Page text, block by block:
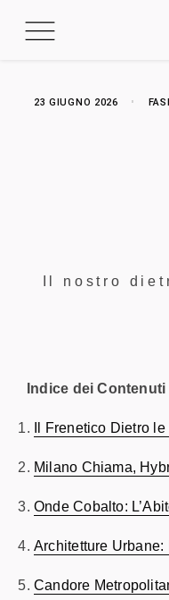
23 GIUGNO 2026
Il nostro
Indice dei Contenuti
Il Frenetico Dietro
Milano Chiama,
Onde Cobalto:
Architetture Urbane:
Candore